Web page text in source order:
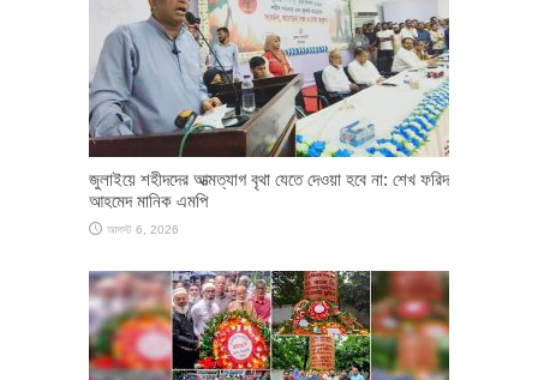
জুলাইয়ে শহীদদের আত্মত্যাগ বৃথা যেতে দেওয়া হবে না: শেখ ফরিদ
আহমেদ মানিক এমপি
আগস্ট 6, 2026